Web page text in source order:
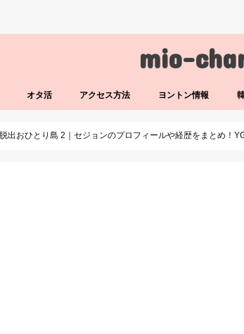
mio-
オタ活 アクセス方法 ヨントン情報
脱出おひとり島 2｜セジョンのプロフィールや経歴をまとめ！